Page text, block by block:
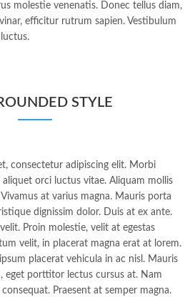
molestie venenatis. Donec tellus diam,
efficitur rutrum sapien. Vestibulum
STYLE
consectetur adipiscing elit. Morbi
orci luctus vitae. Aliquam mollis
at varius magna. Mauris porta
dignissim dolor. Duis at ex ante.
Proin molestie, velit at egestas
velit, in placerat magna erat at lorem.
placerat vehicula in ac nisl. Mauris
eget porttitor lectus cursus at. Nam
Praesent at semper magna.